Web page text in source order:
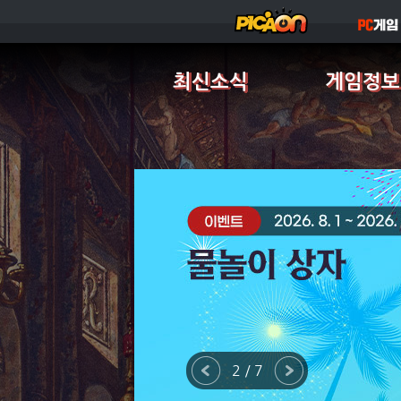
최신소식 게임정보
3 / 7